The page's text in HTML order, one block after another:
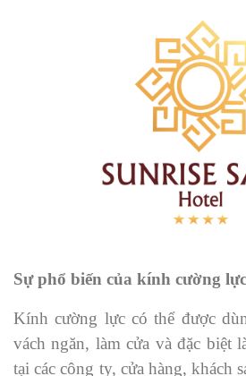
Sự phổ biến của kính cường lực
Kính cường lực có thể được
vách ngăn, làm cửa và đặc biệt
tại các công ty, cửa hàng, khách